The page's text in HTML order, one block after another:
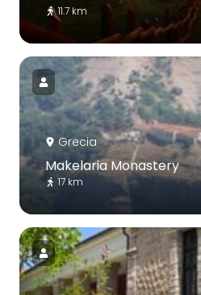
11.7 km
Grecia
Makelaria Monastery
17 km